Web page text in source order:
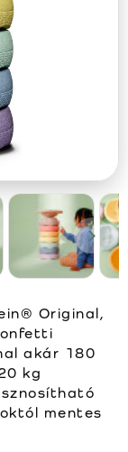
Original,
akár 180
kg
mentes